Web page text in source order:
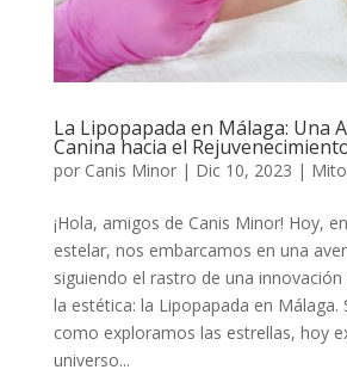
La Lipopapada en Málaga: Una
Canina hacia el
por Canis Minor| Dic 10, 2023 |
¡Hola, amigos de Canis Minor! Hoy,
estelar, nos embarcamos en una
siguiendo el rastro de una
la estética: la Lipopapada en Málaga.
como exploramos las estrellas, hoy
universo...